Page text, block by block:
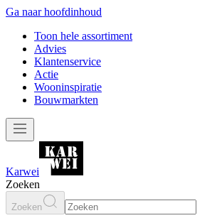
Ga naar hoofdinhoud
Toon hele assortiment
Advies
Klantenservice
Actie
Wooninspiratie
Bouwmarkten
Karwei
Zoeken
Zoeken